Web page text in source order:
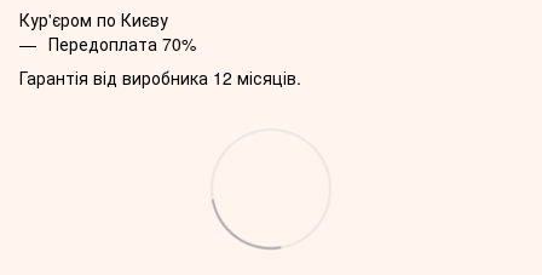
Кур'єром по Києву
Передоплата 70%
Гарантія від виробника 12 місяців.